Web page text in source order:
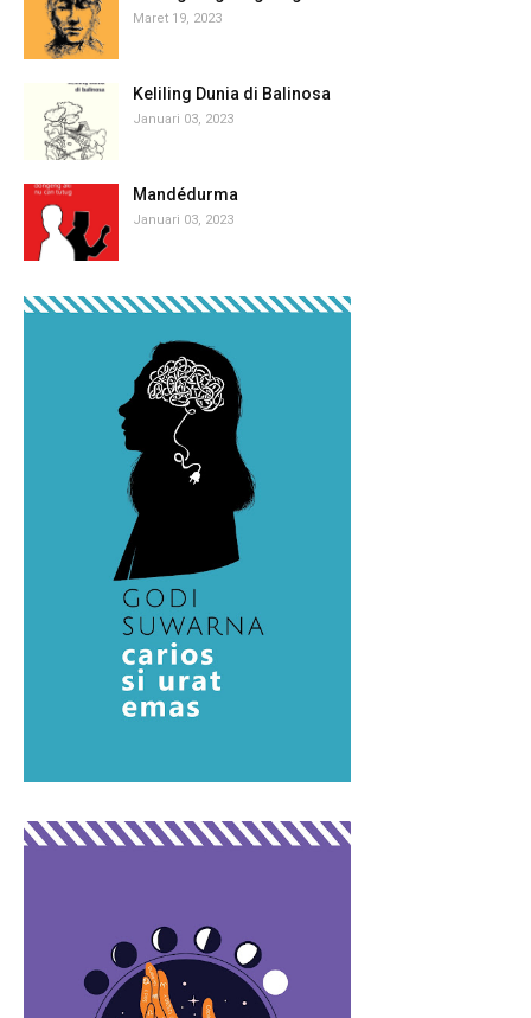
Maret 19, 2023
Keliling Dunia di Balinosa
Januari 03, 2023
Mandédurma
Januari 03, 2023